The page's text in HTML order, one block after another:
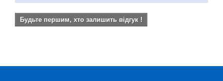
Будьте першим, хто залишить відгук !